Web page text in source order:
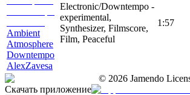
Ambient
Atmosphere
Downtempo
AlexZavesa
Electronic/Downtempo -
experimental,
Synthesizer, Filmscore,
Film, Peaceful
1:57
© 2026 Jamendo
Скачать приложение